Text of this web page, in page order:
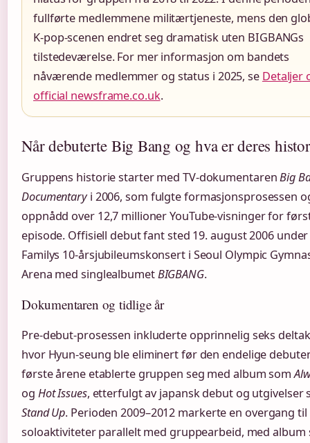
fullførte medlemmene militærtjeneste, mens den
K-pop-scenen endret seg dramatisk uten BIGBANGs
tilstedeværelse. For mer informasjon om bandets
nåværende medlemmer og status i 2025, se Detaljer
official newsframe.co.uk.
Når debuterte Big Bang og hva er deres
Gruppens historie starter med TV-dokumentarenBig
Documentaryi 2006, som fulgte formasjonsprosessen
oppnådd over 12,7 millioner YouTube-visninger for
episode. Offisiell debut fant sted 19. august 2006 under
Familys 10-årsjubileumskonsert i Seoul Olympic
Arena med singlealbumetBIGBANG.
Dokumentaren og tidlige år
Pre-debut-prosessen inkluderte opprinnelig seks
hvor Hyun-seung ble eliminert før den endelige
første årene etablerte gruppen seg med album som
og Hot Issues, etterfulgt av japansk debut og utgivelser
Stand Up. Perioden 2009–2012 markerte en overgang til
soloaktiviteter parallelt med gruppearbeid, med album